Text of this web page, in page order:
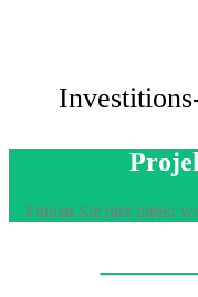
Finden Sie hier direkt